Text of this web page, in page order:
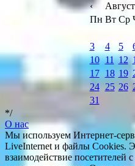
‹
Пн Вт Ср
3
4 5
10 11 12
17
18 19
24 25 26
31
*/
О нас
Мы используем Интернет-
LiveInternet и файлы Cookies.
взаимодействие посетителей